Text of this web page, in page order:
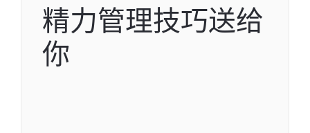
精力管理技巧送给
你